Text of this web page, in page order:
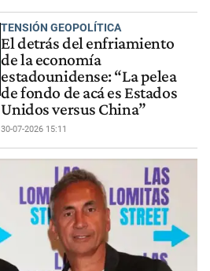
TENSIÓN GEOPOLÍTICA
El detrás del enfriamiento
de la economía
estadounidense: “La pelea
de fondo de acá es Estados
Unidos versus China”
30-07-2026 15:11